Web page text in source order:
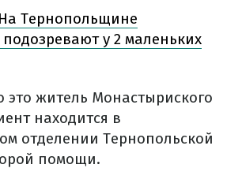
На Тернопольщине
у 2 маленьких
это житель Монастыриского
находится в
отделении Тернопольской
помощи.